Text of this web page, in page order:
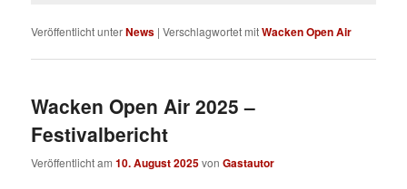
Veröffentlicht unterNews |Verschlagwortet mitWacken Open Air
Wacken Open Air 2025 –
Festivalbericht
Veröffentlicht am10. August 2025vonGastautor